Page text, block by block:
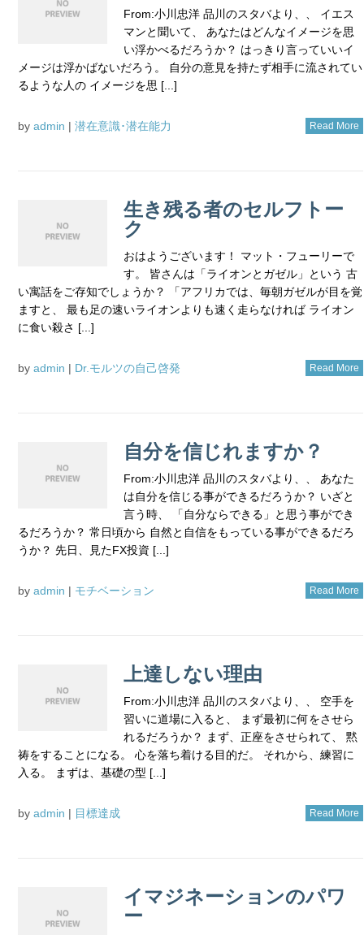
From:小川忠洋 品川のスタバより、、 イエス
マンと聞いて、 あなたはどんなイメージを思
い浮かべるだろうか？ はっきり言っていいイ
メージは浮かばないだろう。 自分の意見を持たず相手に流されてい
るような人の イメージを思 [...]
by admin | 潜在意識･潜在能力 Read More
生き残る者のセルフトー
ク
おはようございます！ マット・フューリーで
す。 皆さんは「ライオンとガゼル」という 古
い寓話をご存知でしょうか？ 「アフリカでは、毎朝ガゼルが目を覚
ますと、 最も足の速いライオンよりも速く走らなければ ライオン
に食い殺さ [...]
by admin | Dr.モルツの自己啓発 Read More
自分を信じれますか？
From:小川忠洋 品川のスタバより、、 あなた
は自分を信じる事ができるだろうか？ いざと
言う時、 「自分ならできる」と思う事ができ
るだろうか？ 常日頃から 自然と自信をもっている事ができるだろ
うか？ 先日、見たFX投資 [...]
by admin | モチベーション Read More
上達しない理由
From:小川忠洋 品川のスタバより、、 空手を
習いに道場に入ると、 まず最初に何をさせら
れるだろうか？ まず、正座をさせられて、 黙
祷をすることになる。 心を落ち着ける目的だ。 それから、練習に
入る。 まずは、基礎の型 [...]
by admin | 目標達成 Read More
イマジネーションのパワ
ー